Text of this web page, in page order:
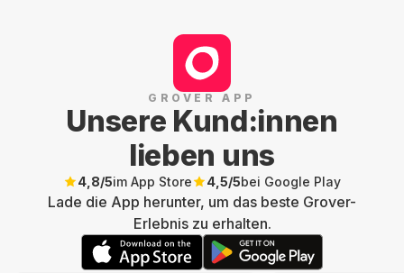
GROVER APP
Unsere Kund:innen
lieben uns
4,8/5im App Store 4,5/5bei Google Play
Lade die App herunter, um das beste Grover-
Erlebnis zu erhalten.